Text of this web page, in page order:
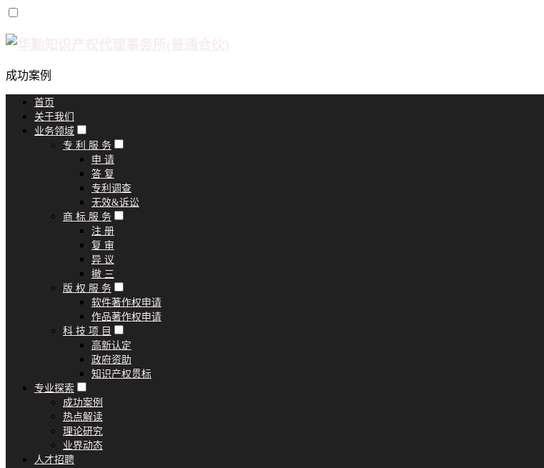
成功案例
首页
关于我们
业务领域
专 利 服 务
申 请
答 复
专利调查
无效&诉讼
商 标 服 务
注 册
复 审
异 议
撤 三
版 权 服 务
软件著作权申请
作品著作权申请
科 技 项 目
高新认定
政府资助
知识产权贯标
专业探索
成功案例
热点解读
理论研究
业界动态
人才招聘